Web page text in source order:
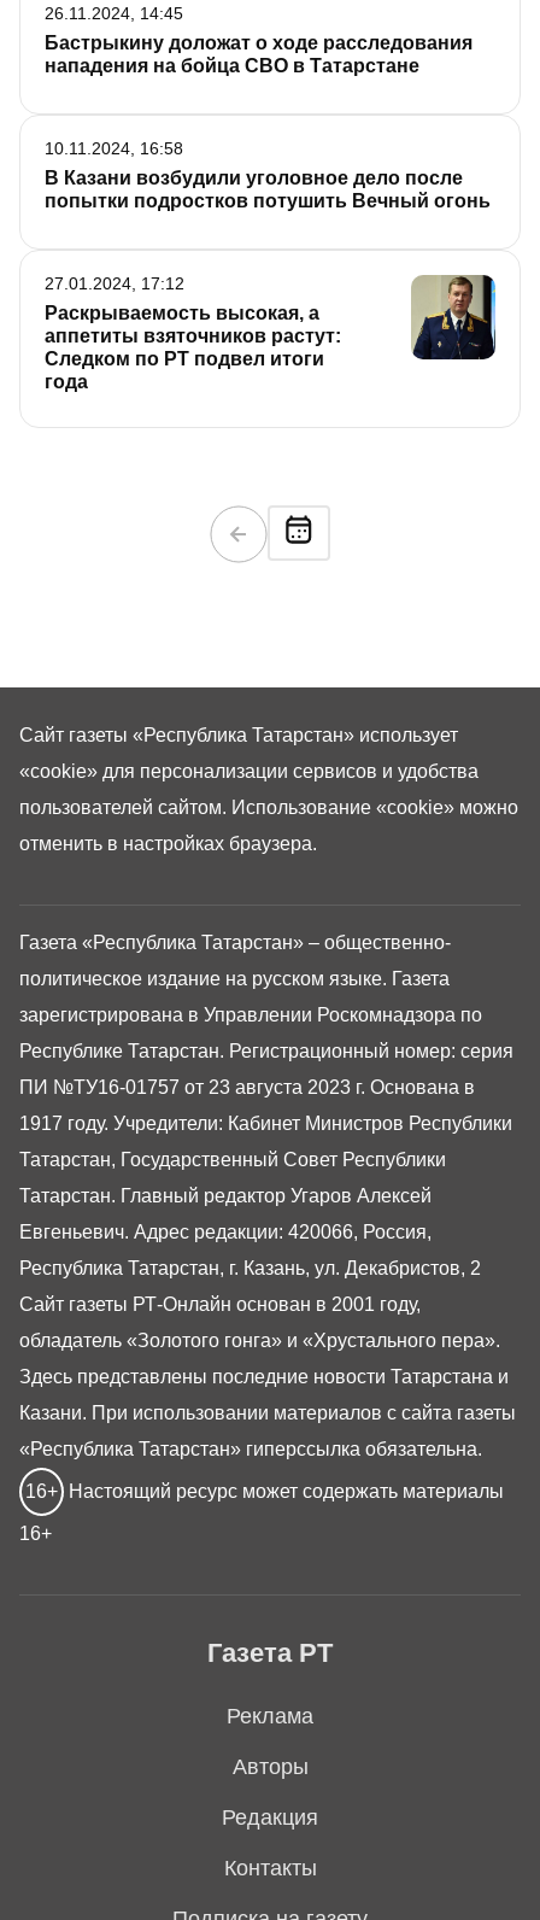
Бастрыкину доложат о ходе расследования
нападения на бойца СВО в Татарстане
26.11.2024, 14:45
В Казани возбудили уголовное дело после
попытки подростков потушить Вечный огонь
10.11.2024, 16:58
Раскрываемость высокая, а
аппетиты взяточников растут:
Следком по РТ подвел итоги
года
27.01.2024, 17:12
Газета РТ
Реклама
Авторы
Редакция
Контакты
Газета «Республика Татарстан» – общественно-
политическое издание на русском языке. Газета
зарегистрирована в Управлении Роскомнадзора по
Республике Татарстан. Регистрационный номер: серия
ПИ №ТУ16-01757 от 23 августа 2023 г. Основана в
1917 году. Учредители: Кабинет Министров Республики
Татарстан, Государственный Совет Республики
Татарстан. Главный редактор Угаров Алексей
Евгеньевич. Адрес редакции: 420066, Россия,
Республика Татарстан, г. Казань, ул. Декабристов, 2
Сайт газеты РТ-Онлайн основан в 2001 году,
обладатель «Золотого гонга» и «Хрустального пера».
Здесь представлены последние новости Татарстана и
Казани. При использовании материалов с сайта газеты
«Республика Татарстан» гиперссылка обязательна.
16+ Настоящий ресурс может содержать материалы
16+
Сайт газеты «Республика Татарстан» использует
«cookie» для персонализации сервисов и удобства
пользователей сайтом. Использование «cookie» можно
отменить в настройках браузера.